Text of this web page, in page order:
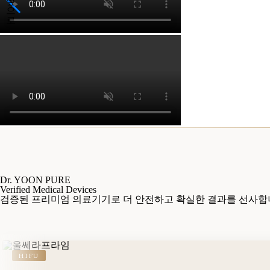
Dr. YOON PURE
Verified Medical Devices
검증된 프리미엄 의료기기로 더 안전하고 확실한 결과를 선사합
HIFU